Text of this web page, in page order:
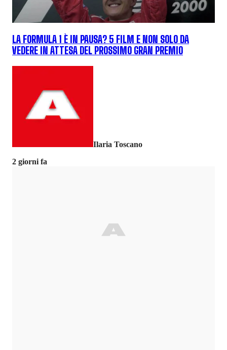
LA FORMULA 1 È IN PAUSA? 5 FILM E NON SOLO DA
VEDERE IN ATTESA DEL PROSSIMO GRAN PREMIO
Ilaria Toscano
2 giorni fa